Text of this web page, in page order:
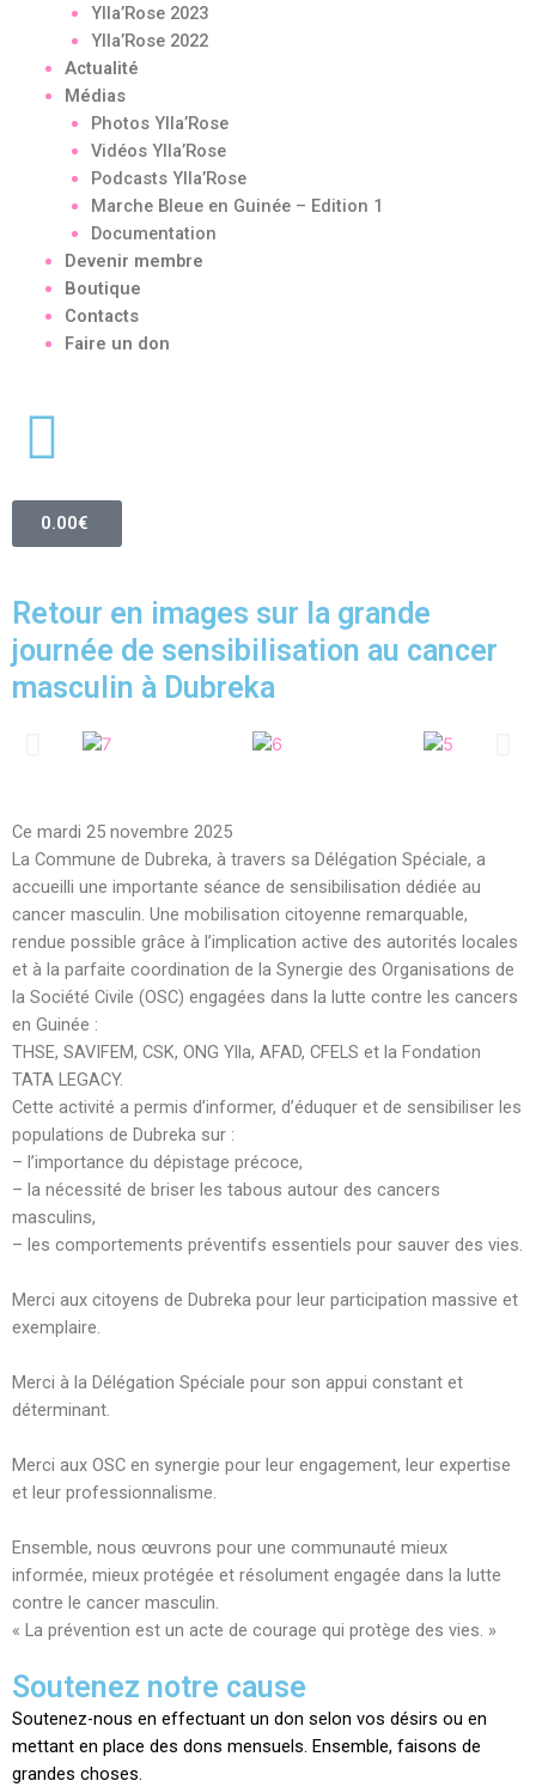
Ylla’Rose 2023
Ylla’Rose 2022
Actualité
Médias
Photos Ylla’Rose
Vidéos Ylla’Rose
Podcasts Ylla’Rose
Marche Bleue en Guinée – Edition 1
Documentation
Devenir membre
Boutique
Contacts
Faire un don
0.00€
Retour en images sur la grande
journée de sensibilisation au cancer
masculin à Dubreka
Ce mardi 25 novembre 2025
La Commune de Dubreka, à travers sa Délégation Spéciale, a
accueilli une importante séance de sensibilisation dédiée au
cancer masculin. Une mobilisation citoyenne remarquable,
rendue possible grâce à l’implication active des autorités locales
et à la parfaite coordination de la Synergie des Organisations de
la Société Civile (OSC) engagées dans la lutte contre les cancers
en Guinée :
THSE, SAVIFEM, CSK, ONG Ylla, AFAD, CFELS et la Fondation
TATA LEGACY.
Cette activité a permis d’informer, d’éduquer et de sensibiliser les
populations de Dubreka sur :
– l’importance du dépistage précoce,
– la nécessité de briser les tabous autour des cancers
masculins,
– les comportements préventifs essentiels pour sauver des vies.
Merci aux citoyens de Dubreka pour leur participation massive et
exemplaire.
Merci à la Délégation Spéciale pour son appui constant et
déterminant.
Merci aux OSC en synergie pour leur engagement, leur expertise
et leur professionnalisme.
Ensemble, nous œuvrons pour une communauté mieux
informée, mieux protégée et résolument engagée dans la lutte
contre le cancer masculin.
« La prévention est un acte de courage qui protège des vies. »
Soutenez notre cause
Soutenez-nous en effectuant un don selon vos désirs ou en
mettant en place des dons mensuels. Ensemble, faisons de
grandes choses.